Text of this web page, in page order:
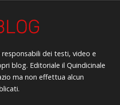
dei testi, video e
blog. Editoriale il Quindicinale
ma non effettua alcun